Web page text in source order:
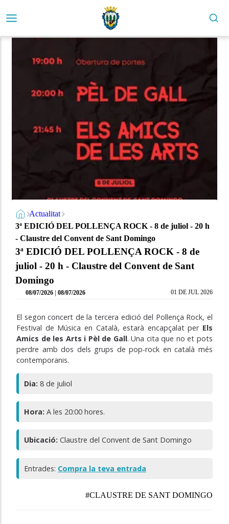
Actualitat
3ª EDICIÓ DEL POLLENÇA ROCK - 8 de juliol - 20 h
- Claustre del Convent de Sant Domingo
3ª EDICIÓ DEL POLLENÇA ROCK - 8 de
juliol - 20 h - Claustre del Convent de Sant
Domingo
08/07/2026 | 08/07/2026 01 DE JUL 2026
El segon concert de la tercera edició del Pollença Rock, el
Festival de Música en Català, estarà encapçalat per Els
Amics de les Arts i Pèl de Gall. Una cita que no et pots
perdre amb dos dels grups de pop-rock en català més
contemporanis.
Dia: 8 de juliol
Hora: A les 20:00 hores.
Ubicació: Claustre del Convent de Sant Domingo
Entrades: Compra la teva entrada
#CLAUSTRE DE SANT DOMINGO